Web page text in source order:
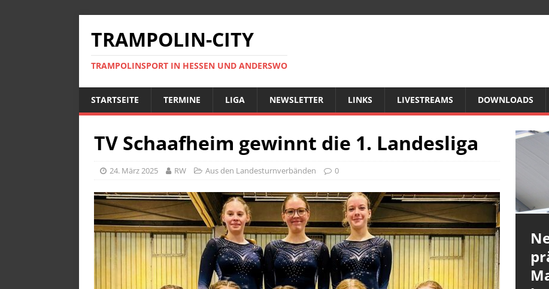
TRAMPOLIN-CITY
TRAMPOLINSPORT IN HESSEN UND ANDERSWO
STARTSEITE TERMINE LIGA NEWSLETTER LINKS LIVESTREAMS DOWNLOADS
TV Schaafheim gewinnt die 1. Landesliga
24. März 2025 RW Aus den Landesturnverbänden 0